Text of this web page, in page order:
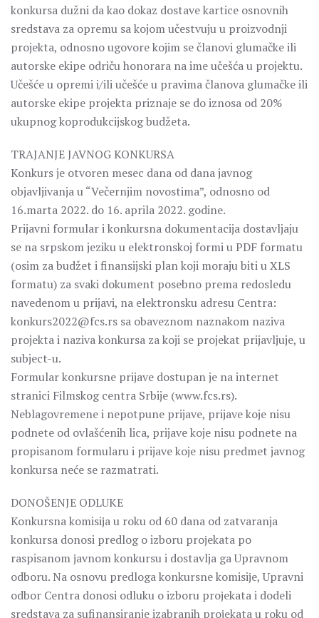
konkursa dužni da kao dokaz dostave kartice osnovnih
sredstava za opremu sa kojom učestvuju u proizvodnji
projekta, odnosno ugovore kojim se članovi glumačke ili
autorske ekipe odriču honorara na ime učešća u projektu.
Učešće u opremi i/ili učešće u pravima članova glumačke ili
autorske ekipe projekta priznaje se do iznosa od 20%
ukupnog koprodukcijskog budžeta.
TRAJANJE JAVNOG KONKURSA
Konkurs je otvoren mesec dana od dana javnog
objavljivanja u “Večernjim novostima”, odnosno od
16.marta 2022. do 16. aprila 2022. godine.
Prijavni formular i konkursna dokumentacija dostavljaju
se na srpskom jeziku u elektronskoj formi u PDF formatu
(osim za budžet i finansijski plan koji moraju biti u XLS
formatu) za svaki dokument posebno prema redosledu
navedenom u prijavi, na elektronsku adresu Centra:
konkurs2022@fcs.rs sa obaveznom naznakom naziva
projekta i naziva konkursa za koji se projekat prijavljuje, u
subject-u.
Formular konkursne prijave dostupan je na internet
stranici Filmskog centra Srbije (www.fcs.rs).
Neblagovremene i nepotpune prijave, prijave koje nisu
podnete od ovlašćenih lica, prijave koje nisu podnete na
propisanom formularu i prijave koje nisu predmet javnog
konkursa neće se razmatrati.
DONOŠENJE ODLUKE
Konkursna komisiјa u roku od 60 dana od zatvaranja
konkursa donosi predlog o izboru proјekata po
raspisanom јavnom konkursu i dostavlja ga Upravnom
odboru. Na osnovu predloga konkursne komisiјe, Upravni
odbor Centra donosi odluku o izboru proјekata i dodeli
sredstava za sufinansiranje izabranih proјekata u roku od